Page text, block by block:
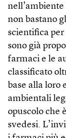
non bastano
scientifica
sono già
farmaci e le
classificato
base alla loro
ambientali
opuscolo che
svedesi.